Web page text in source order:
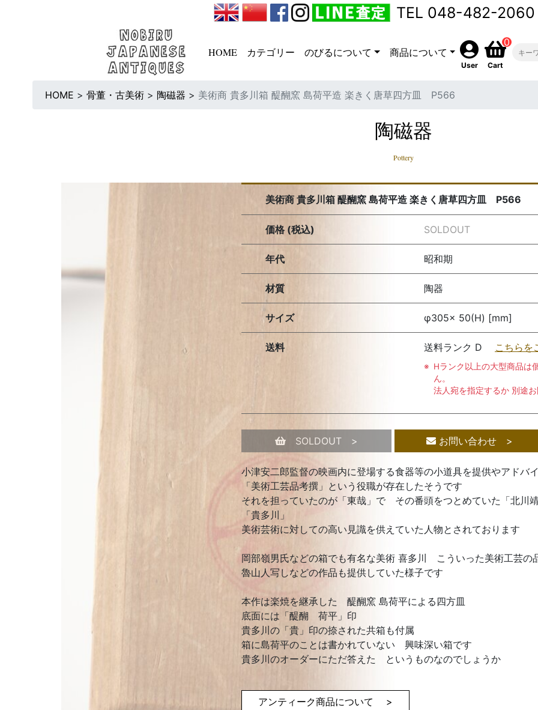
TEL 048-482-2060
HOME カテゴリー のびるについて 商品について
User
0
Cart
HOME > 骨董・古美術 > 陶磁器 > 美術商 貴多川箱 醍醐窯 島荷平造 楽きく唐草四方皿 P566
陶磁器
Pottery
美術商 貴多川箱 醍醐窯 島荷平造 楽きく唐草四方皿 P566
価格 (税込) SOLDOUT
年代 昭和期
材質 陶器
サイズ φ305× 50(H) [mm]
送料 送料ランク D こちらを
Hランク以上の大型商品は
ん。
法人宛を指定するか 別途お
SOLDOUT > お問い合わせ >
小津安二郎監督の映画内に登場する食器等の小道具を提供やアドバ
「美術工芸品考撰」という役職が存在したそうです
それを担っていたのが「東哉」で その番頭をつとめていた「北川
「貴多川」
美術芸術に対しての高い見識を供えていた人物とされております
岡部嶺男氏などの箱でも有名な美術 喜多川 こういった美術工芸の
魯山人写しなどの作品も提供していた様子です
本作は楽焼を継承した 醍醐窯 島荷平による四方皿
底面には「醍醐 荷平」印
貴多川の「貴」印の捺された共箱も付属
箱に島荷平のことは書かれていない 興味深い箱です
貴多川のオーダーにただ答えた というものなのでしょうか
アンティーク商品について >